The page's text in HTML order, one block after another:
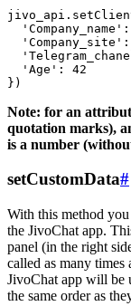
  'Age': 42
Note: for an
quotation marks),
is a number
setCustomData#
With this method
the JivoChat app.
panel (in the right
called as many times
JivoChat app will be
the same order as